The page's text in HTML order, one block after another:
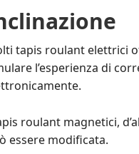
tapis roulant elettrici
l’esperienza di
roulant magnetici,
essere modificata.